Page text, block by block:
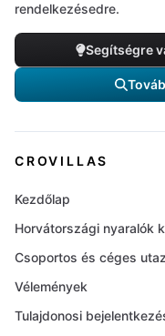
rendelkezésedre.
Segítségre
CROVILLAS
Kezdőlap
Horvátországi nyaralók
Csoportos és céges
Vélemények
Tulajdonosi